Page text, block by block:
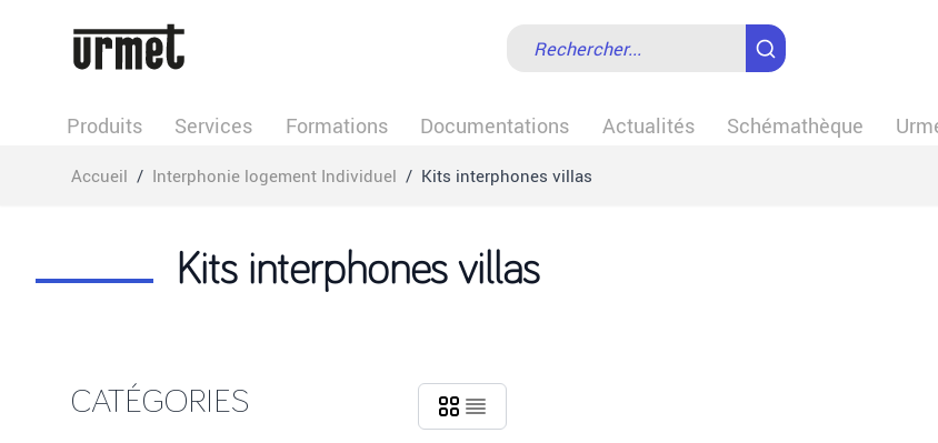
Produits Services Formations Documentations Actualités Schémathèque
Accueil / Interphonie logement Individuel / Kits interphones villas
Kits interphones villas
CATÉGORIES